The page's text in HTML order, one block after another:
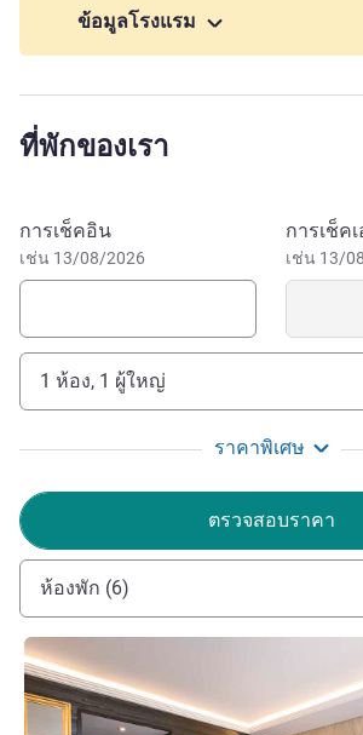
wellbeing at the Nuxe Spa. We are here
On the outskirts of La Rochelle, on a
breathtaking view of the islands of Ré,
Grande Terrasse immerses you in the
for an unforgettable moment. The NUXE
in an atmosphere of well-being and
located to enjoy the coastal walking
center of La Rochelle in less than 15
islands of Ré and Oléron in 30 minutes.
Welcome to Châtelaillon-Plage for a
tranquility near La Rochelle. Enjoy an
encounter with rejuvenating glow of the
Our attentive team guarantees a
boutique hotel.
Nicolas ANDRIEUX ฝ่ายบริหารโรงแรม
ข้อมูลโรงแรม
ที่พักของเรา
จองโรงแรมนี้
การเช็คอิน
เช่น 13/08/2026
การเช็ค
เช่น 13/
1 ห้อง, 1 ผู้ใหญ่
ราคาพิเศษ
ตรวจสอบราคา
ห้องพัก (6)
ดูรายละเอียด